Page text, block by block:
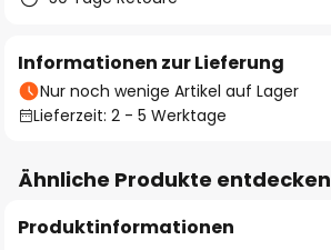
Informationen zur Lieferung
Nur noch wenige Artikel auf Lager
Lieferzeit: 2 - 5 Werktage
Ähnliche Produkte entdecken
Produktinformationen